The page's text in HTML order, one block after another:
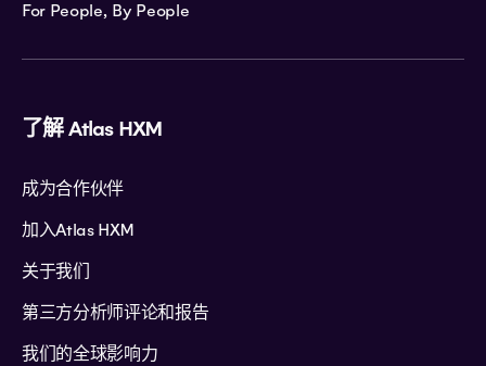
For People, By People
了解 Atlas HXM
成为合作伙伴
加入Atlas HXM
关于我们
第三方分析师评论和报告
我们的全球影响力